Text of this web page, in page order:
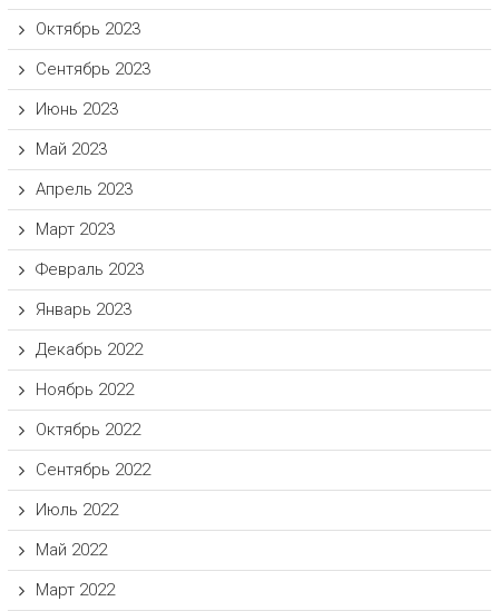
Октябрь 2023
Сентябрь 2023
Июнь 2023
Май 2023
Апрель 2023
Март 2023
Февраль 2023
Январь 2023
Декабрь 2022
Ноябрь 2022
Октябрь 2022
Сентябрь 2022
Июль 2022
Май 2022
Март 2022